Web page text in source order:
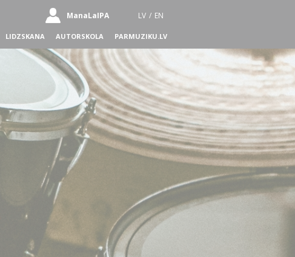
ManaLaIPA LV / EN
LIDZSKANA AUTORSKOLA PARMUZIKU.LV